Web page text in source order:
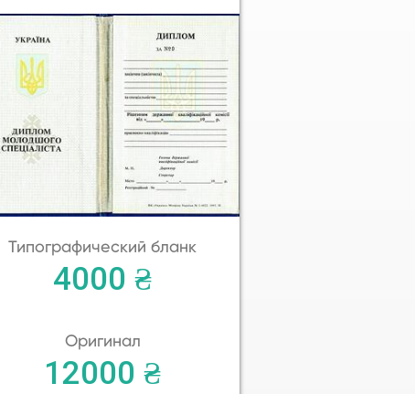
Типографический бланк
4000 ₴
Оригинал
12000 ₴